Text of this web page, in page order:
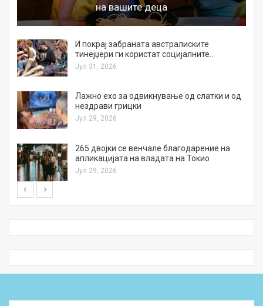
на вашите деца
И покрај забраната австралиските
тинејџери ги користат социјалните…
Јул 31, 2026
Лажно ехо за одвикнување од слатки и од
нездрави грицки
Јул 29, 2026
265 двојки се венчале благодарение на
апликацијата на владата на Токио
Јул 29, 2026